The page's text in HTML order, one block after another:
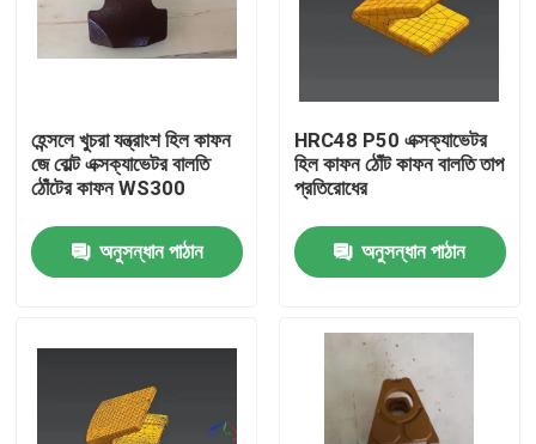
বাড়ি
হেন্সলে খুচরা যন্ত্রাংশ হিল কাফন
জে বোল্ট এক্সক্যাভেটর বালতি
ঠোঁটের কাফন WS300
অনুসন্ধান পাঠান
HRC48 P50 এক্সক্যাভেটর
হিল কাফন ঠোঁট কাফন বালতি তাপ
প্রতিরোধের
অনুসন্ধান পাঠান